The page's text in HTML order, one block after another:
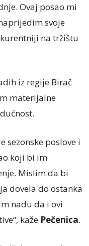
Ovaj posao mi
svoje
na tržištu
iz regije Birač
materijalne
sezonske poslove i
koji bi im
Mislim da bi
dovela do ostanka
nadu da i ovi
kaže Pečenica.